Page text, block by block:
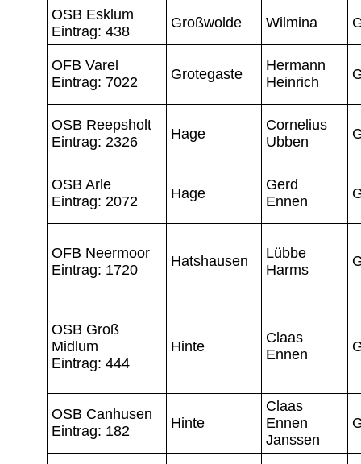
OSB Esklum
Eintrag: 438
Großwolde Wilmina
OFB Varel
Eintrag: 7022
Grotegaste
Hermann
Heinrich
OSB Reepsholt
Eintrag: 2326
Hage
Cornelius
Ubben
OSB Arle
Eintrag: 2072
Hage
Gerd
Ennen
OFB Neermoor
Eintrag: 1720
Hatshausen
Lübbe
Harms
OSB Groß
Midlum
Eintrag: 444
Hinte
Claas
Ennen
OSB Canhusen
Eintrag: 182
Hinte
Claas
Ennen
Janssen